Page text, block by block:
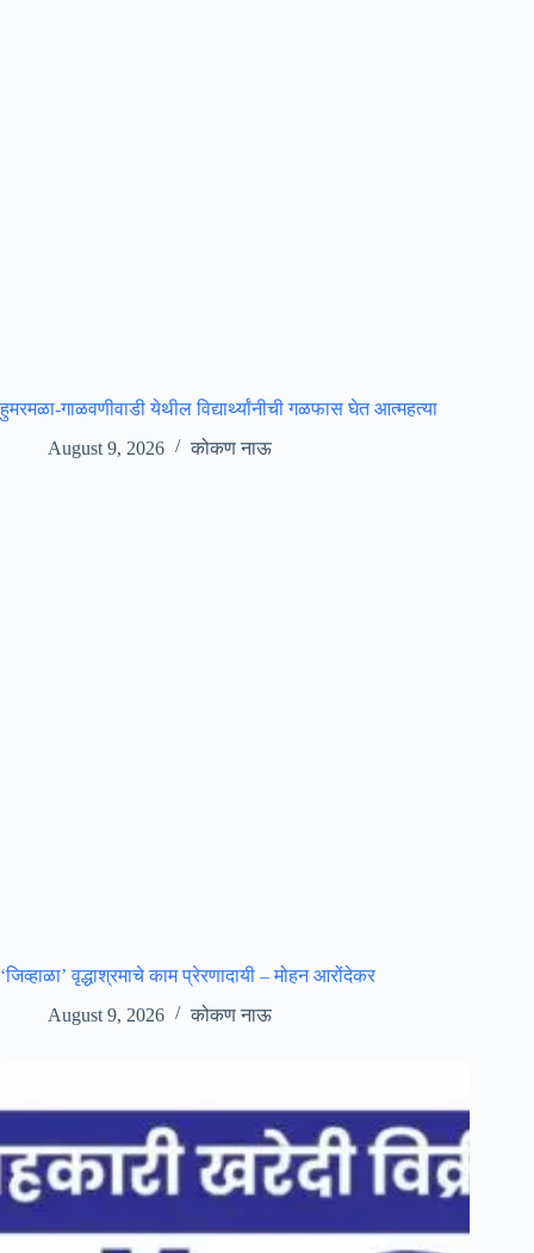
हुमरमळा-गाळवणीवाडी येथील विद्यार्थ्यांनीची गळफास घेत आत्महत्या
August 9, 2026
कोकण नाऊ
‘जिव्हाळा’ वृद्धाश्रमाचे काम प्रेरणादायी – मोहन आरोंदेकर
August 9, 2026
कोकण नाऊ